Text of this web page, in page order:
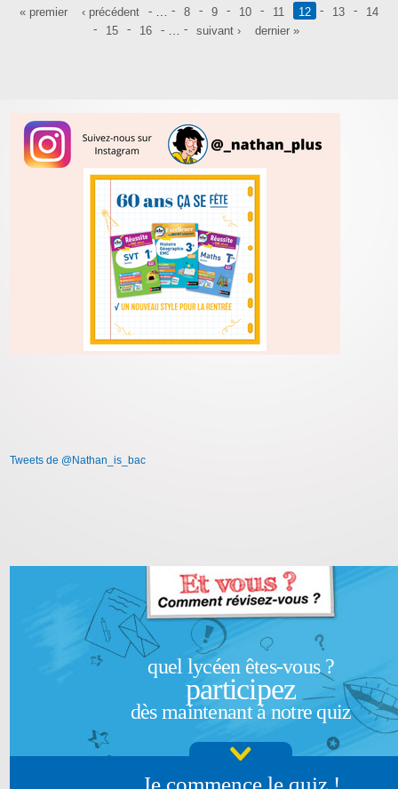
Pages
« premier ‹ précédent 8 9 10 11 12 13
14
15
16 suivant › dernier »
Tweets de @Nathan_is_bac
quel lycéen êtes-vous ?
participez
dès maintenant à notre quiz